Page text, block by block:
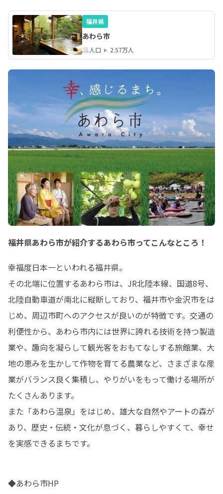
福井県
あわら市
人口 2.57万人
福井県あわら市が紹介するあわら市ってこんなところ！
幸福度日本一といわれる福井県。
その北端に位置するあわら市は、JR北陸本線、国道8号、
北陸自動車道が南北に縦断しており、福井市や金沢市をは
じめ、周辺市町へのアクセスが良いのが特徴です。交通の
利便性から、あわら市内には世界に誇れる技術を持つ製造
業や、趣向を凝らして観光客をおもてなしする旅館業、大
地の恵みを生かして作物を育てる農業など、さまざまな産
業がバランス良く集積し、やりがいをもって働ける場所が
たくさんあります。
また「あわら温泉」をはじめ、雄大な自然やアートの森が
あり、歴史・伝統・文化が息づく、暮らしやすくて、幸せ
を実感できるまちです。